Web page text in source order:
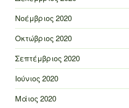
Νοέμβριος 2020
Οκτώβριος 2020
Σεπτέμβριος 2020
Ιούνιος 2020
Μάιος 2020